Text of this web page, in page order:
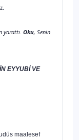
yarattı. Oku, Senin
EYYUBİ VE
maalesef